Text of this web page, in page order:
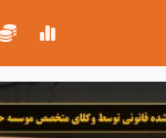
با نور، صمیمی‌تر می‌شود